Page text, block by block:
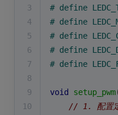
3
# define
4
# define
5
# define
6
# define
7
# define
8
9
void setup_pwm
10
// 1. 配置